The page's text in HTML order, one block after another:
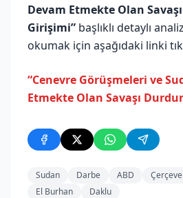
Devam Etmekte Olan
Girişimi” başlıklı detaylı
okumak için aşağıdaki linki
“Cenevre Görüşmeleri ve
Etmekte Olan Savaşı
Sudan Darbe ABD
El Burhan
Daklu